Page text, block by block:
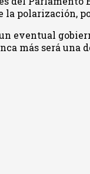
la polarización,
eventual
más será una